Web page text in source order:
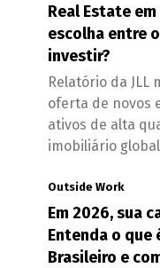
Real Estate
escolha entre
investir?
Relatório da JLL
oferta de novos
ativos de alta
imobiliário global
Outside Work
Em 2026, sua
Entenda o
Brasileiro e